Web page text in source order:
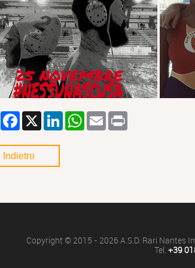
CondividiFacebook
X LinkedInWhatsApp
Email
Indietro
Copyright © 2015 - 2026 A.S.D. Rari Nantes
Tel. +39